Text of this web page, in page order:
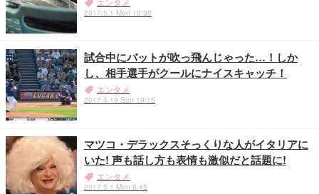
エンタメ
2017.5.1 Mon 10:30
試合中にバットが吹っ飛んじゃった…！しか
し、相手選手がクールにナイスキャッチ！
エンタメ
2017.3.19 Sun 19:15
マツコ・デラックスそっくりな人がイタリアに
いた! 声も話し方も表情も激似だと話題に!
エンタメ
2017.5.1 Mon 8:45